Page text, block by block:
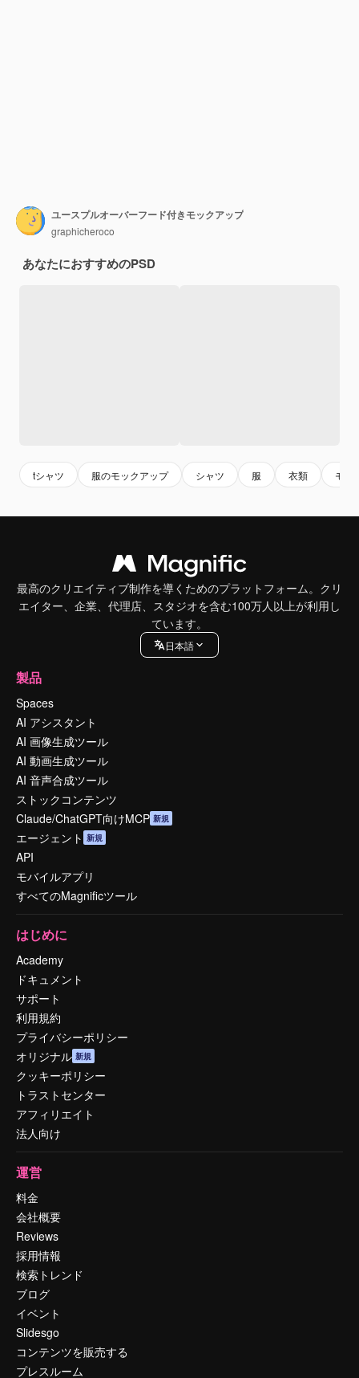
ユースプルオーバーフード付きモックアップ
graphicheroco
あなたにおすすめのPSD
tシャツ 服のモックアップ シャツ 服 衣類 モッ
最高のクリエイティブ制作を導くためのプラットフォーム。クリ
エイター、企業、代理店、スタジオを含む100万人以上が利用し
ています。
日本語
製品
Spaces
AI アシスタント
AI 画像生成ツール
AI 動画生成ツール
AI 音声合成ツール
ストックコンテンツ
Claude/ChatGPT向けMCP 新規
エージェント 新規
API
モバイルアプリ
すべてのMagnificツール
はじめに
Academy
ドキュメント
サポート
利用規約
プライバシーポリシー
オリジナル 新規
クッキーポリシー
トラストセンター
アフィリエイト
法人向け
運営
料金
会社概要
Reviews
採用情報
検索トレンド
ブログ
イベント
Slidesgo
コンテンツを販売する
プレスルーム